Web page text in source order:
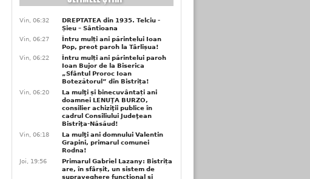
Vin, 06:32
DREPTATEA din 1935. Telciu -
Șieu – Sântioana
Vin, 06:27
Întru mulți ani părintelui Ioan
Pop, preot paroh la Târlișua!
Vin, 06:22
Întru mulți ani părintelui paroh
Ioan Bujor de la Biserica
„Sfântul Proroc Ioan
Botezătorul” din Bistrița!
Vin, 06:20
La mulţi și binecuvântați ani
doamnei LENUŢA BURZO,
consilier achiziţii publice în
cadrul Consiliului Judeţean
Bistriţa-Năsăud!
Vin, 06:18
La mulţi ani domnului Valentin
Grapini, primarul comunei
Rodna!
Joi, 19:56
Primarul Gabriel Lazany: Bistrița
are, în sfârșit, un sistem de
supraveghere funcțional și